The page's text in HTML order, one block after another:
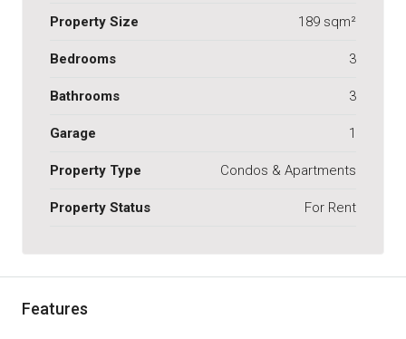
Property Size 189 sqm²
Bedrooms 3
Bathrooms 3
Garage 1
Property Type Condos & Apartments
Property Status For Rent
Features